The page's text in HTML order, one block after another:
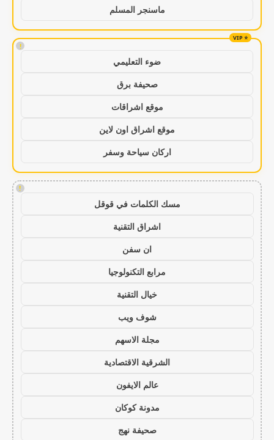
ماسنجر المسلم
!
ضوء التعليمي
صحيفة برق
موقع اشراقات
موقع اشراق اون لاين
اركان سياحة وسفر
!
مسك الكلمات في قوقل
اشراق التقنية
ان سفن
مرابع التكنولوجيا
خيال التقنية
شوف ويب
مجلة الاسهم
الشرقية الاقتصادية
عالم الايفون
مدونة كوكان
صحيفة نهج